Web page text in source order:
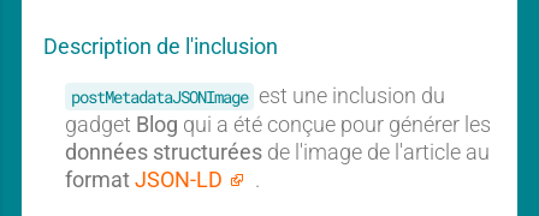
u
g
a
d
g
Description de l'inclusion
postMetadataJSONImage est une inclusion du
gadget Blog qui a été conçue pour générer les
données structurées de l'image de l'article au
formatJSON-LD .